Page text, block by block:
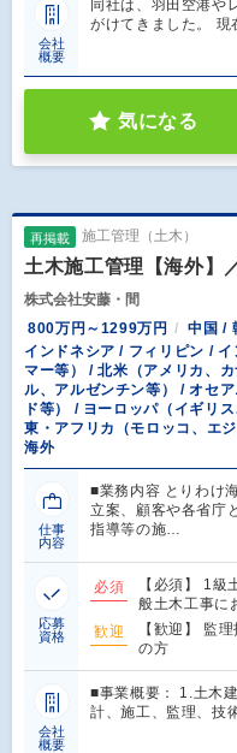
会社
概要
同社は、羽田空港や
がけてきました。
気になる
再掲載 施工管理（土木）
土木施工管理【海外】
株式会社安藤・間
800万円～1299万円
中国 /
インドネシア / フィリピン /
マー等） / 北米（アメリカ、
ル、アルゼンチン等） / オセ
ド等） / ヨーロッパ（イギリ
東・アフリカ（モロッコ、エ
海外
仕事
内容
■業務内容 とりわけ
立案、顧客や各省庁
指導等の施…
応募
資格
必須
【必須】 1
般土木工事に
歓迎
【歓迎】 監
の方
会社
概要
■事業概要： 1.土木
計、施工、監理、技